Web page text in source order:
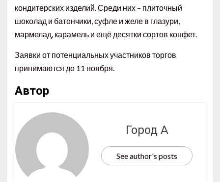
кондитерских изделий. Среди них – плиточный
шоколад и батончики, суфле и желе в глазури,
мармелад, карамель и ещё десятки сортов конфет.
Заявки от потенциальных участников торгов
принимаются до 11 ноября.
Автор
Город А
See author's posts